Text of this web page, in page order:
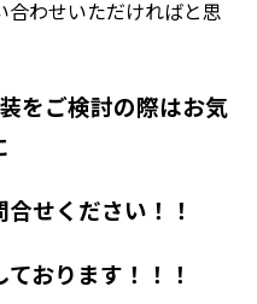
合わせいただければと思
をご検討の際はお気
合せください！！
おります！！！